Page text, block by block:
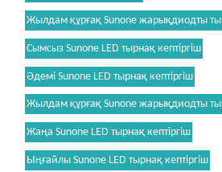
Жылдам құрғақ Sunone жарықдиодты
Сымсыз Sunone LED тырнақ кептіргіш
Әдемі Sunone LED тырнақ кептіргіш
Жылдам құрғақ Sunone жарықдиодты
Жаңа Sunone LED тырнақ кептіргіш
Ыңғайлы Sunone LED тырнақ кептіргіш